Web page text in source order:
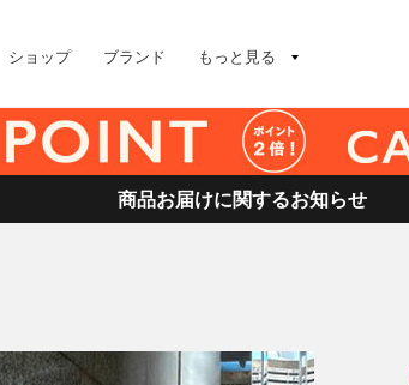
ショップ ブランド もっと見る
商品お届けに関するお知らせ